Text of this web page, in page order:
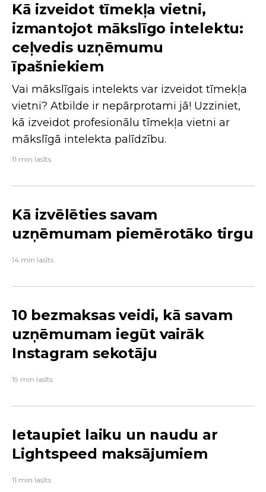
Kā izveidot tīmekļa vietni,
izmantojot mākslīgo intelektu:
ceļvedis uzņēmumu
īpašniekiem
Vai mākslīgais intelekts var izveidot tīmekļa
vietni? Atbilde ir nepārprotami jā! Uzziniet,
kā izveidot profesionālu tīmekļa vietni ar
mākslīgā intelekta palīdzību.
11 min lasīts
Kā izvēlēties savam
uzņēmumam piemērotāko tirgu
14 min lasīts
10 bezmaksas veidi, kā savam
uzņēmumam iegūt vairāk
Instagram sekotāju
19 min lasīts
Ietaupiet laiku un naudu ar
Lightspeed maksājumiem
11 min lasīts